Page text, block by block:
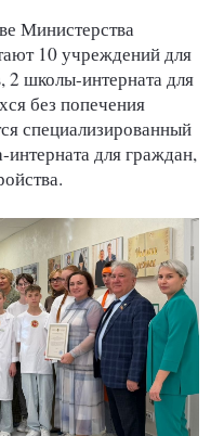
Министерства
10 учреждений для
2 школы-интерната для
без попечения
специализированный
для граждан,